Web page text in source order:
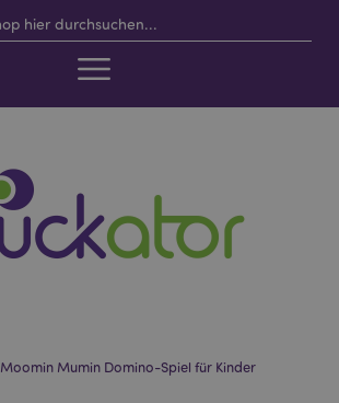
Moomin Mumin Domino-Spiel für Kinder